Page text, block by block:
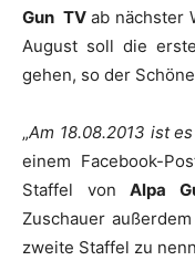
Gun TVab nächster
August soll die
gehen, so der
„Am 18.08.2013 ist
einem Facebook-
Staffel vonAlpa
Zuschauer
zweite Staffel zu